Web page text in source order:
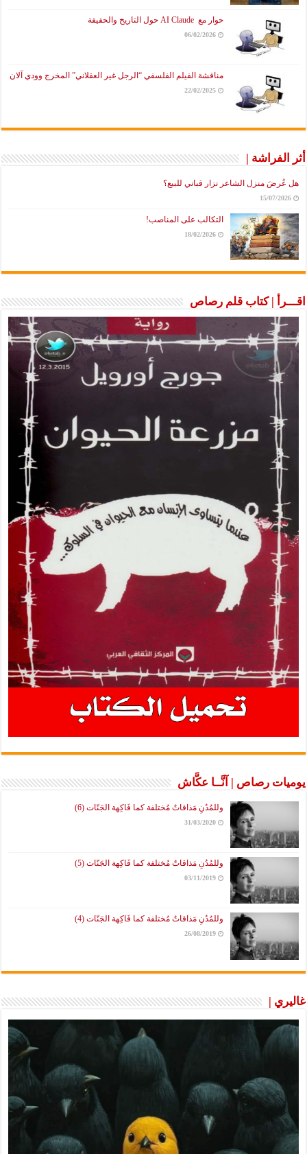
حوار مع AI Claude حول التاريخ والحقيقة
06/02/2026
مناقشة الفيلم الفلسفي “الرجل غير العقلاني” المخرج وودي آلان
22/02/2025
أثر الفراشة |
هل عُرضَ منزل الشاعر نزار قباني للبيع؟
15/07/2026
التكالب على المناصب!
18/02/2026
اقـــرأ | كتاب قلم رصاص
يوميات رصاص | آنَّــا عكَّاش
وللمُدُنِ مَذاقاتٌ مُختلفة كما فَاكِهة الجَنّات (6)
31/03/2020
وللمُدُنِ مَذاقاتٌ مُختلفة كما فَاكِهة الجَنّات (5)
03/11/2019
وللمُدُنِ مَذاقاتٌ مُختلفة كما فَاكِهة الجَنّات (4)
26/08/2019
غاليري |